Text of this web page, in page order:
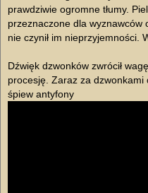
prawdziwie ogromne tłumy.
przeznaczone dla wyznawców
nie czynił im nieprzyjemności.
Dźwięk dzwonków zwrócił
procesję. Zaraz za dzwonkami
śpiew antyfony